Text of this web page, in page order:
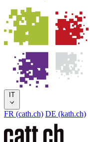
IT
FR (cath.ch) DE (kath.ch)